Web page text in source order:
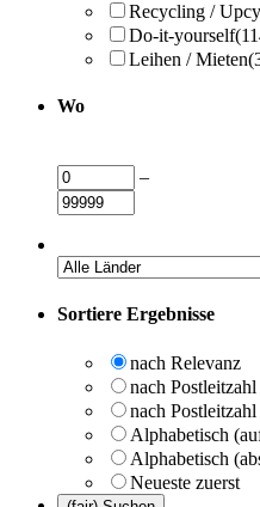
Recycling /
Do-it-yourself
Leihen / Mieten
Wo
–
Sortiere Ergebnisse
nach Relevanz
nach
nach
Alphabetisch
Alphabetisch
Neueste zuerst